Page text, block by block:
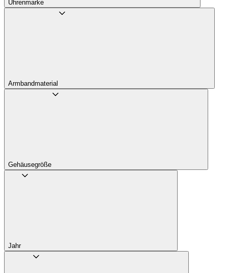
Uhrenmarke
Armbandmaterial
Gehäusegröße
Jahr